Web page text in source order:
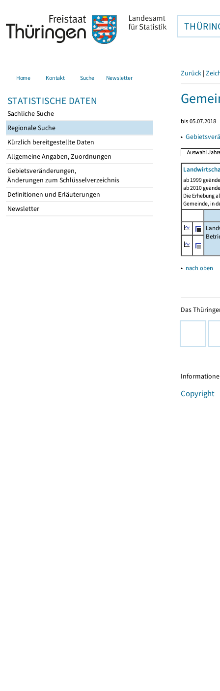
Home Kontakt Suche Newsletter
STATISTISCHE DATEN
Sachliche Suche
Regionale Suche
Kürzlich bereitgestellte Daten
Allgemeine Angaben, Zuordnungen
Gebietsveränderungen,
Änderungen zum Schlüsselverzeichnis
Definitionen und Erläuterungen
Newsletter
Zurück |
bis 05.07.2018
▸
ab 1999
ab 2010
Die Erhebung
Gemeinde, in
▴ nach oben
Das
Copyright